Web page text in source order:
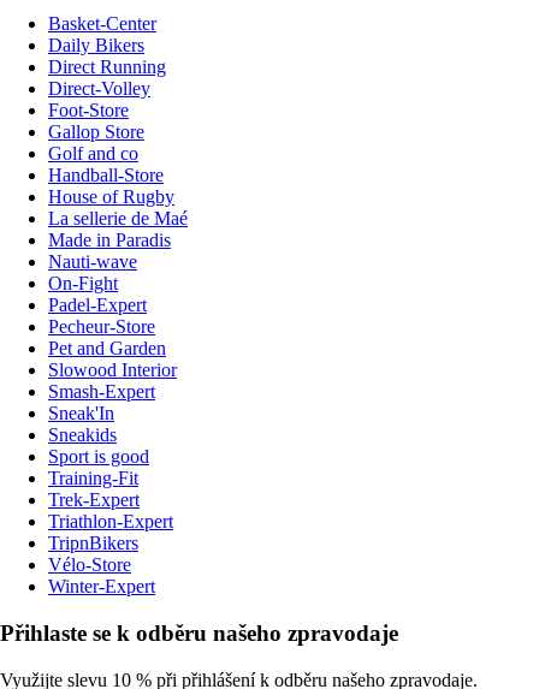
Basket-Center
Daily Bikers
Direct Running
Direct-Volley
Foot-Store
Gallop Store
Golf and co
Handball-Store
House of Rugby
La sellerie de Maé
Made in Paradis
Nauti-wave
On-Fight
Padel-Expert
Pecheur-Store
Pet and Garden
Slowood Interior
Smash-Expert
Sneak'In
Sneakids
Sport is good
Training-Fit
Trek-Expert
Triathlon-Expert
TripnBikers
Vélo-Store
Winter-Expert
Přihlaste se k odběru našeho zpravodaje
Využijte slevu 10 % při přihlášení k odběru našeho zpravodaje.